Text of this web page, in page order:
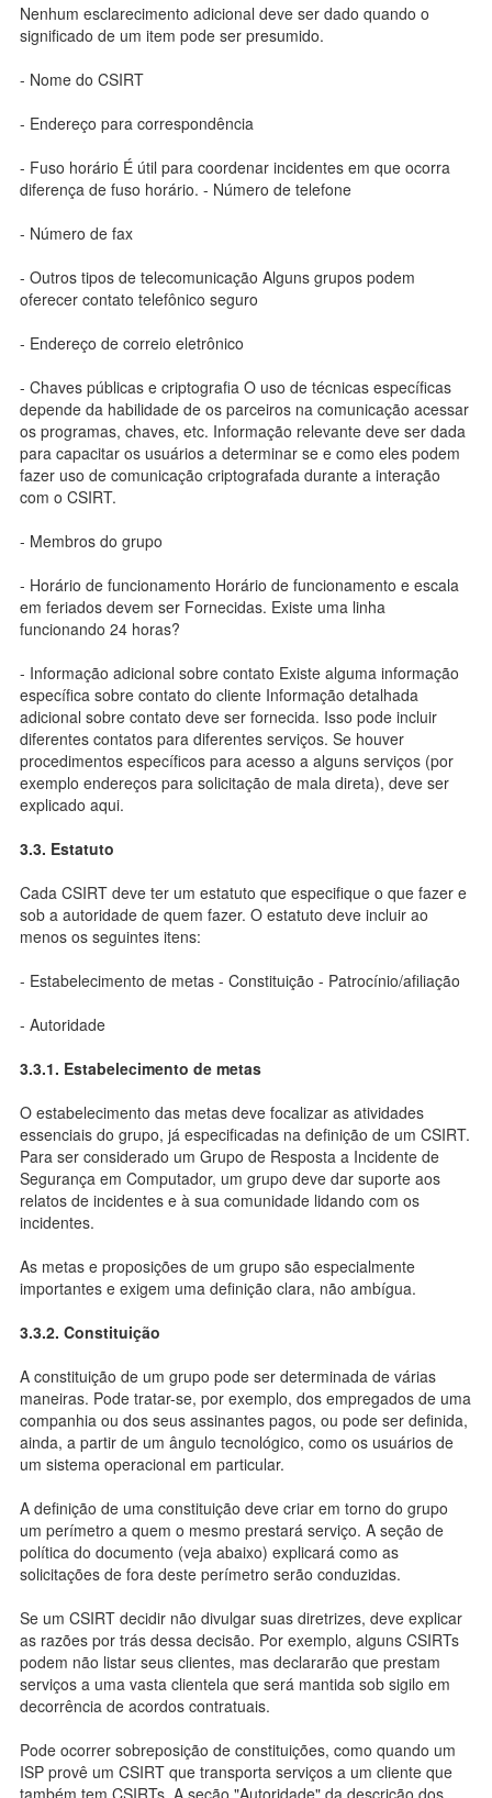
Nenhum esclarecimento adicional deve ser dado quando o
significado de um item pode ser presumido.
- Nome do CSIRT
- Endereço para correspondência
- Fuso horário É útil para coordenar incidentes em que ocorra
diferença de fuso horário. - Número de telefone
- Número de fax
- Outros tipos de telecomunicação Alguns grupos podem
oferecer contato telefônico seguro
- Endereço de correio eletrônico
- Chaves públicas e criptografia O uso de técnicas específicas
depende da habilidade de os parceiros na comunicação acessar
os programas, chaves, etc. Informação relevante deve ser dada
para capacitar os usuários a determinar se e como eles podem
fazer uso de comunicação criptografada durante a interação
com o CSIRT.
- Membros do grupo
- Horário de funcionamento Horário de funcionamento e escala
em feriados devem ser Fornecidas. Existe uma linha
funcionando 24 horas?
- Informação adicional sobre contato Existe alguma informação
específica sobre contato do cliente Informação detalhada
adicional sobre contato deve ser fornecida. Isso pode incluir
diferentes contatos para diferentes serviços. Se houver
procedimentos específicos para acesso a alguns serviços (por
exemplo endereços para solicitação de mala direta), deve ser
explicado aqui.
3.3. Estatuto
Cada CSIRT deve ter um estatuto que especifique o que fazer e
sob a autoridade de quem fazer. O estatuto deve incluir ao
menos os seguintes itens:
- Estabelecimento de metas - Constituição - Patrocínio/afiliação
- Autoridade
3.3.1. Estabelecimento de metas
O estabelecimento das metas deve focalizar as atividades
essenciais do grupo, já especificadas na definição de um CSIRT.
Para ser considerado um Grupo de Resposta a Incidente de
Segurança em Computador, um grupo deve dar suporte aos
relatos de incidentes e à sua comunidade lidando com os
incidentes.
As metas e proposições de um grupo são especialmente
importantes e exigem uma definição clara, não ambígua.
3.3.2. Constituição
A constituição de um grupo pode ser determinada de várias
maneiras. Pode tratar-se, por exemplo, dos empregados de uma
companhia ou dos seus assinantes pagos, ou pode ser definida,
ainda, a partir de um ângulo tecnológico, como os usuários de
um sistema operacional em particular.
A definição de uma constituição deve criar em torno do grupo
um perímetro a quem o mesmo prestará serviço. A seção de
política do documento (veja abaixo) explicará como as
solicitações de fora deste perímetro serão conduzidas.
Se um CSIRT decidir não divulgar suas diretrizes, deve explicar
as razões por trás dessa decisão. Por exemplo, alguns CSIRTs
podem não listar seus clientes, mas declararão que prestam
serviços a uma vasta clientela que será mantida sob sigilo em
decorrência de acordos contratuais.
Pode ocorrer sobreposição de constituições, como quando um
ISP provê um CSIRT que transporta serviços a um cliente que
também tem CSIRTs. A seção "Autoridade" da descrição dos